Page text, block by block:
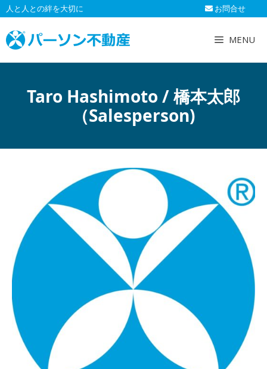
コ
ン
テ
ン
ツ
人と人との絆を大切に お問合せ
MENU
Taro Hashimoto / 橋本太郎
（Salesperson)